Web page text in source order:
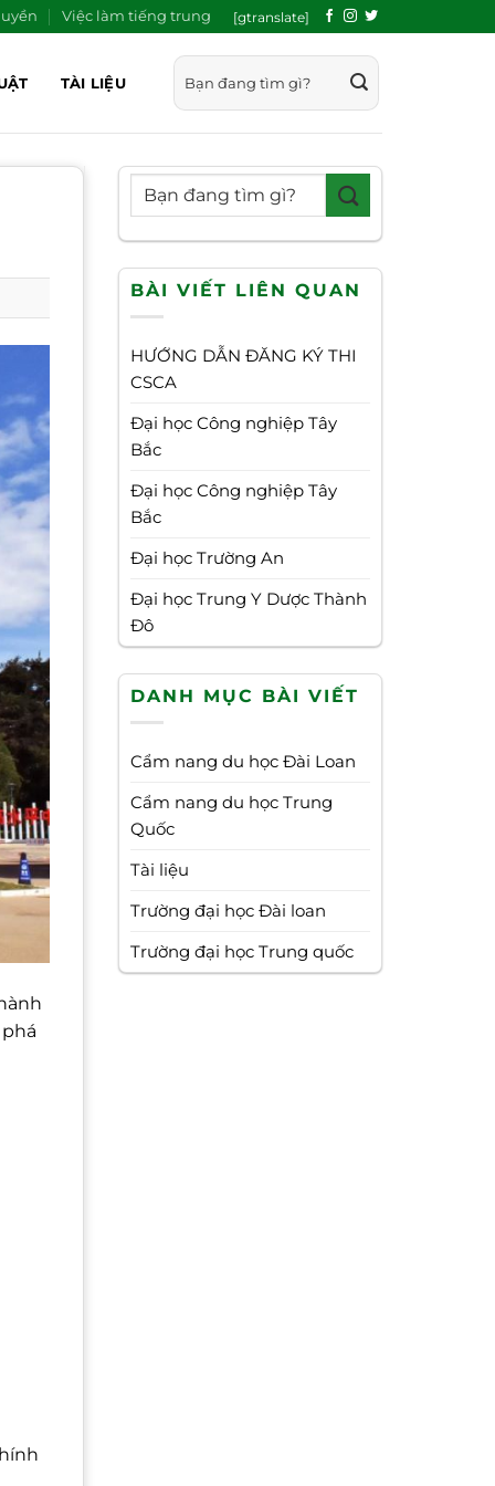
Việc làm tiếng trung [gtranslate]
TÀI LIỆU
BÀI VIẾT LIÊN QUAN
HƯỚNG DẪN ĐĂNG KÝ THI
CSCA
Đại học Công nghiệp Tây
Bắc
Đại học Công nghiệp Tây
Bắc
Đại học Trường An
Đại học Trung Y Dược Thành
Đô
DANH MỤC BÀI VIẾT
Cẩm nang du học Đài Loan
Cẩm nang du học Trung
Quốc
Tài liệu
Trường đại học Đài loan
Trường đại học Trung quốc